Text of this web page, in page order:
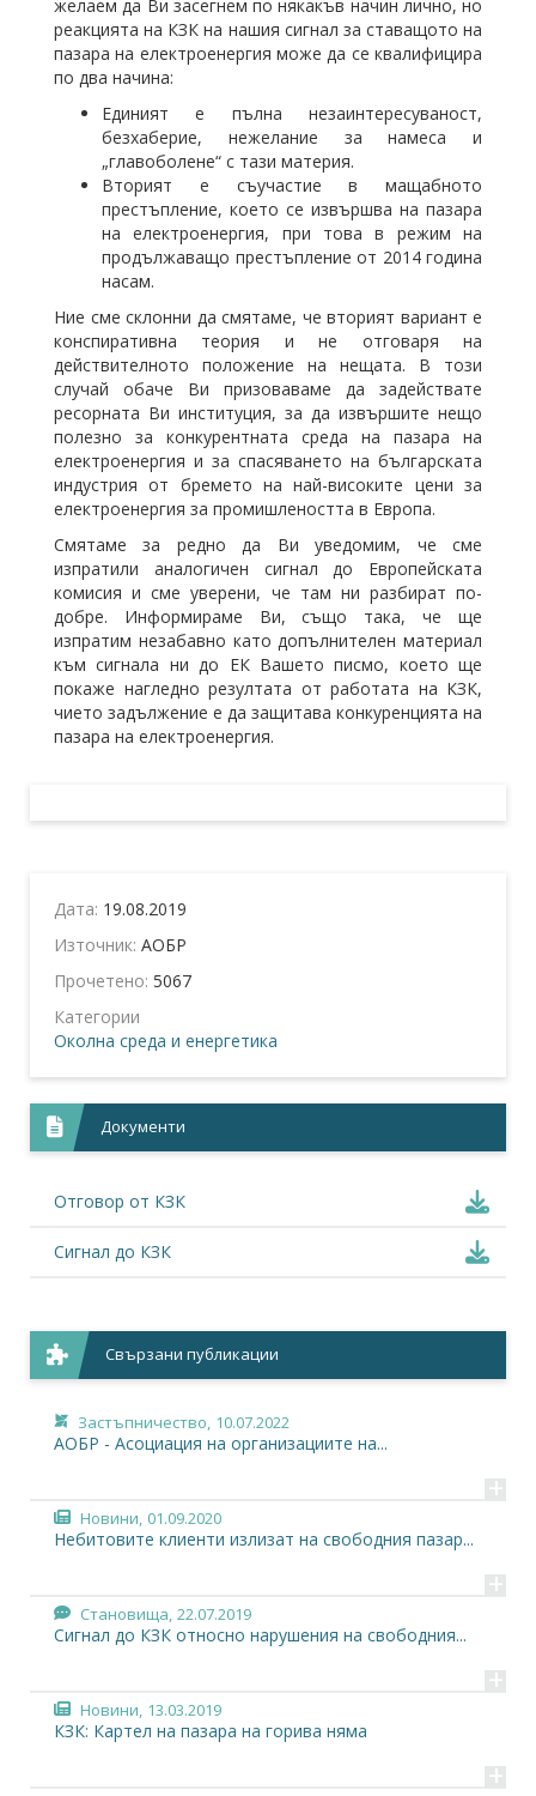
желаем да Ви засегнем по някакъв начин лично, но
реакцията на КЗК на нашия сигнал за ставащото на
пазара на електроенергия може да се квалифицира
по два начина:
Единият е пълна незаинтересуваност,
безхаберие, нежелание за намеса и
„главоболене“ с тази материя.
Вторият е съучастие в мащабното
престъпление, което се извършва на пазара
на електроенергия, при това в режим на
продължаващо престъпление от 2014 година
насам.
Ние сме склонни да смятаме, че вторият вариант е
конспиративна теория и не отговаря на
действителното положение на нещата. В този
случай обаче Ви призоваваме да задействате
ресорната Ви институция, за да извършите нещо
полезно за конкурентната среда на пазара на
електроенергия и за спасяването на българската
индустрия от бремето на най-високите цени за
електроенергия за промишлеността в Европа.
Смятаме за редно да Ви уведомим, че сме
изпратили аналогичен сигнал до Европейската
комисия и сме уверени, че там ни разбират по-
добре. Информираме Ви, също така, че ще
изпратим незабавно като допълнителен материал
към сигнала ни до ЕК Вашето писмо, което ще
покаже нагледно резултата от работата на КЗК,
чието задължение е да защитава конкуренцията на
пазара на електроенергия.
Дата: 19.08.2019
Източник: АОБР
Прочетено: 5067
Категории
Околна среда и енергетика
Документи
Отговор от КЗК
Сигнал до КЗК
Свързани публикации
Застъпничество, 10.07.2022
АОБР - Асоциация на организациите на...
+
Новини, 01.09.2020
Небитовите клиенти излизат на свободния пазар...
+
Становища, 22.07.2019
Сигнал до КЗК относно нарушения на свободния...
+
Новини, 13.03.2019
КЗК: Картел на пазара на горива няма
+